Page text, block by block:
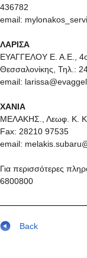
436782
email:
ΛΑΡΙΣΑ
ΕΥΑΓΓΕΛΟΥ Ε. Α.Ε., 4ο
Θεσσαλονίκης, Τηλ.:
email:
ΧΑΝΙΑ
ΜΕΛΑΚΗΣ., Λεωφ. Κ.
Fax: 28210 97535
email:
Για περισσότερες
6800800
Back